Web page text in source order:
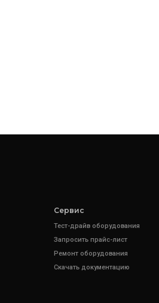
Сервис
Тест-драйв оборудования
Запросить прайс-лист
Ремонт оборудования
Скачать документацию